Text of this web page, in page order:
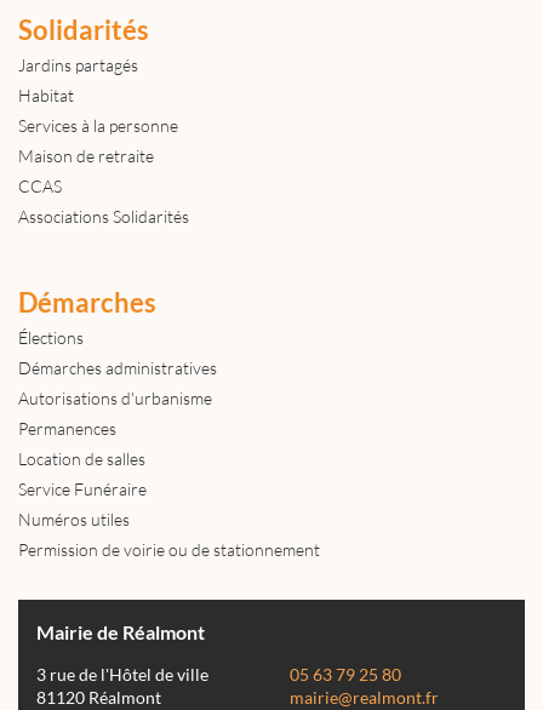
Solidarités
Jardins partagés
Habitat
Services à la personne
Maison de retraite
CCAS
Associations Solidarités
Démarches
Élections
Démarches administratives
Autorisations d'urbanisme
Permanences
Location de salles
Service Funéraire
Numéros utiles
Permission de voirie ou de stationnement
Mairie de Réalmont
3 rue de l'Hôtel de ville
81120 Réalmont
05 63 79 25 80
mairie@realmont.fr